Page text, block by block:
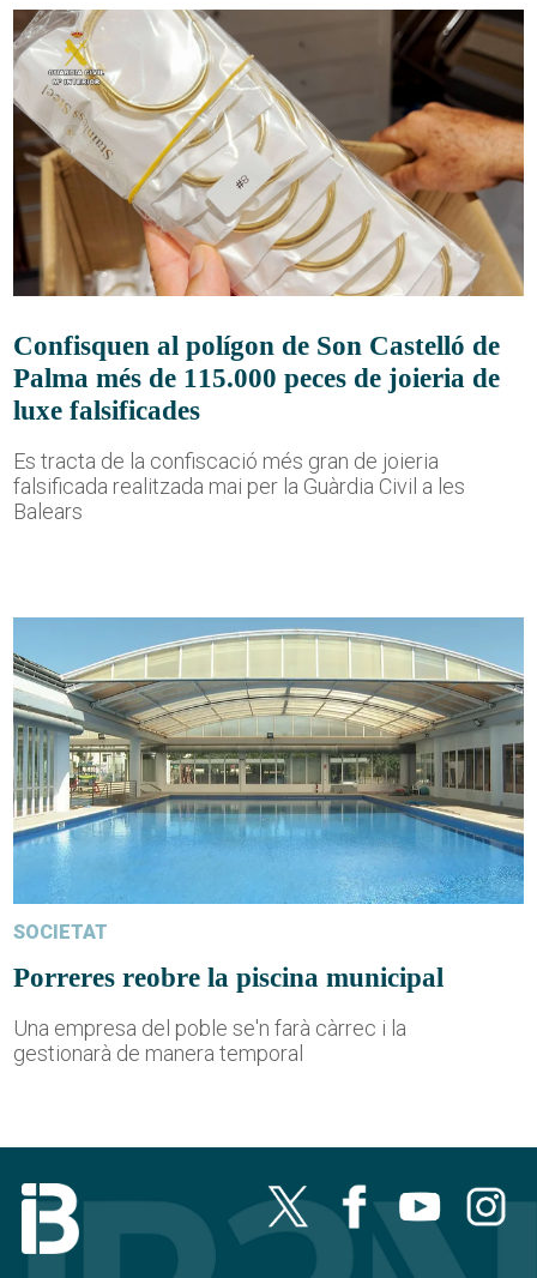
Confisquen al polígon de Son Castelló de
Palma més de 115.000 peces de joieria de
luxe falsificades
Es tracta de la confiscació més gran de joieria
falsificada realitzada mai per la Guàrdia Civil a les
Balears
SOCIETAT
Porreres reobre la piscina municipal
Una empresa del poble se'n farà càrrec i la
gestionarà de manera temporal